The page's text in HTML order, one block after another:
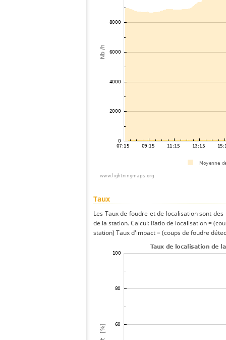
Taux
Les Taux de foudre et de localisation sont
de la station. Calcul: Ratio de localisation =
station) Taux d'impact = (coups de foudre